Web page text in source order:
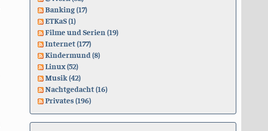
Banking (17)
ETKaS (1)
Filme und Serien (19)
Internet (177)
Kindermund (8)
Linux (52)
Musik (42)
Nachtgedacht (16)
Privates (196)